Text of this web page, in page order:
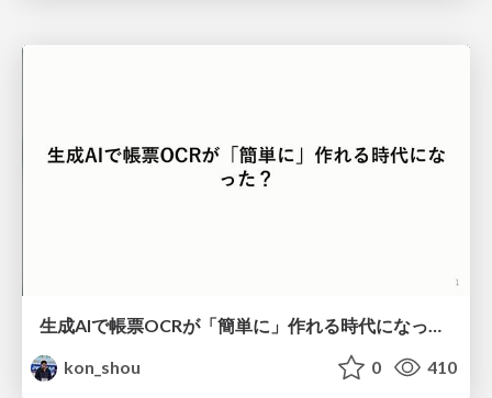
生成AIで帳票OCRが「簡単に」作れる時代になった？
kon_shou
0 410